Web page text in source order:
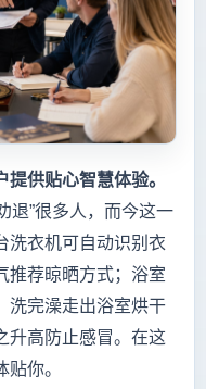
供贴心智慧体验。
退”很多人，而今这一
洗衣机可自动识别衣
推荐晾晒方式；浴室
洗完澡走出浴室烘干
升高防止感冒。在这
你。